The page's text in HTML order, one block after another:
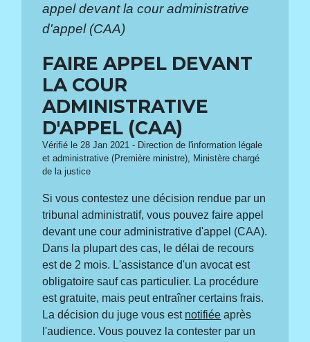
appel devant la cour administrative
d'appel (CAA)
FAIRE APPEL DEVANT
LA COUR
ADMINISTRATIVE
D'APPEL (CAA)
Vérifié le 28 Jan 2021 - Direction de l'information légale
et administrative (Première ministre), Ministère chargé
de la justice
Si vous contestez une décision rendue par un
tribunal administratif, vous pouvez faire appel
devant une cour administrative d'appel (CAA).
Dans la plupart des cas, le délai de recours
est de 2 mois. L'assistance d'un avocat est
obligatoire sauf cas particulier. La procédure
est gratuite, mais peut entraîner certains frais.
La décision du juge vous est notifiée après
l'audience. Vous pouvez la contester par un